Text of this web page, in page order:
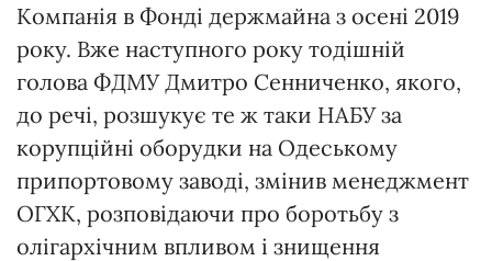
Компанія в Фонді держмайна з осені 2019
року. Вже наступного року тодішній
голова ФДМУ Дмитро Сенниченко, якого,
до речі, розшукує те ж таки НАБУ за
корупційні оборудки на Одеському
припортовому заводі, змінив менеджмент
ОГХК, розповідаючи про боротьбу з
олігархічним впливом і знищення